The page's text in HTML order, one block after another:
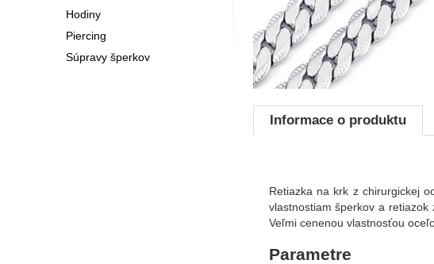
Informace o produktu
Retiazka na krk z chirurgickej
vlastnostiam šperkov a
Veľmi cenenou vlastnosťou
Parametre
Hodiny
Piercing
Súpravy šperkov